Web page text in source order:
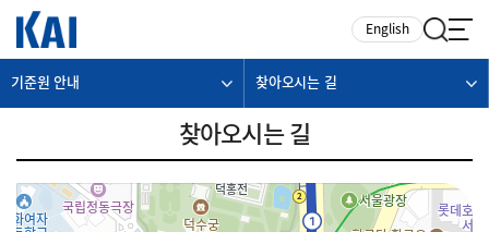
English
기준원 안내 찾아오시는 길
찾아오시는 길